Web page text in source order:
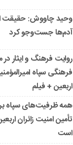
وحید چاووش: حقیقت
آدم‌ها جست‌وجو کرد
روایت فرهنگ و ایثار در
فرهنگی سپاه
اربعین + فیلم
همه ظرفیت‌های سپاه
تأمین امنیت زائران
است